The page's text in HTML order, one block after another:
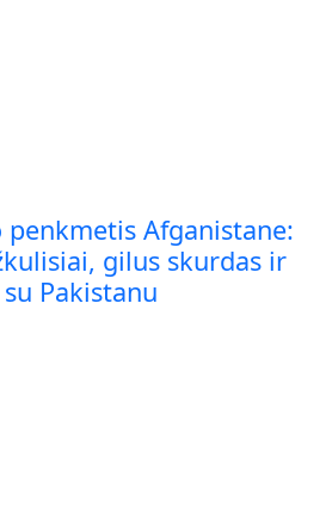
Afganistane:
gilus skurdas ir
Pakistanu